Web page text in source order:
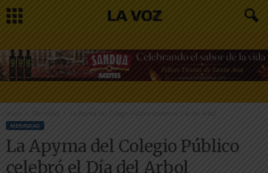
Inicio La Apyma del Colegio Público celebró el Día del Arbol
MERINDAD
La Apyma del Colegio Público
celebró el Día del Arbol